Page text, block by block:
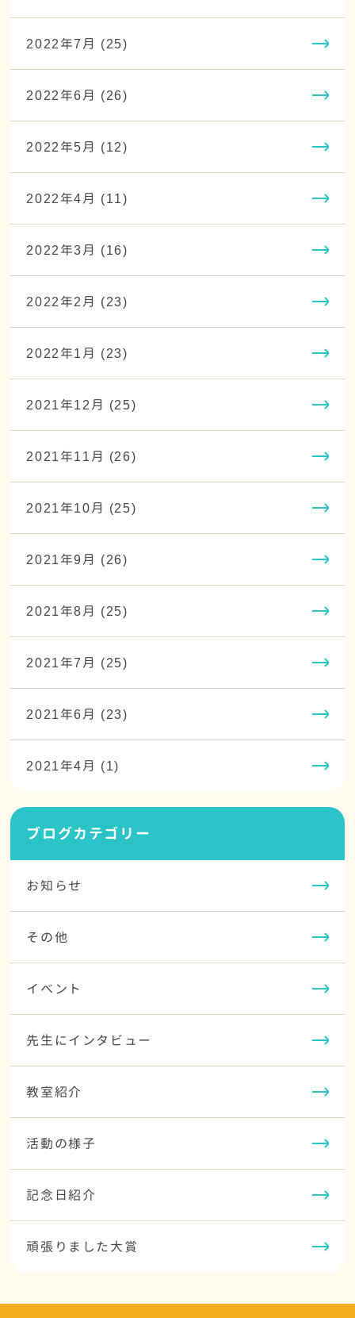
2022年7月 (25)
2022年6月 (26)
2022年5月 (12)
2022年4月 (11)
2022年3月 (16)
2022年2月 (23)
2022年1月 (23)
2021年12月 (25)
2021年11月 (26)
2021年10月 (25)
2021年9月 (26)
2021年8月 (25)
2021年7月 (25)
2021年6月 (23)
2021年4月 (1)
ブログカテゴリー
お知らせ
その他
イベント
先生にインタビュー
教室紹介
活動の様子
記念日紹介
頑張りました大賞